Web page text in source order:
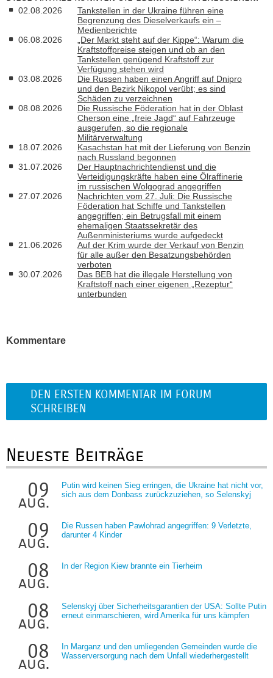
02.08.2026
Tankstellen in der Ukraine führen eine
Begrenzung des Dieselverkaufs ein –
Medienberichte
06.08.2026
„Der Markt steht auf der Kippe“: Warum die
Kraftstoffpreise steigen und ob an den
Tankstellen genügend Kraftstoff zur
Verfügung stehen wird
03.08.2026
Die Russen haben einen Angriff auf Dnipro
und den Bezirk Nikopol verübt; es sind
Schäden zu verzeichnen
08.08.2026
Die Russische Föderation hat in der Oblast
Cherson eine „freie Jagd“ auf Fahrzeuge
ausgerufen, so die regionale
Militärverwaltung
18.07.2026
Kasachstan hat mit der Lieferung von Benzin
nach Russland begonnen
31.07.2026
Der Hauptnachrichtendienst und die
Verteidigungskräfte haben eine Ölraffinerie
im russischen Wolgograd angegriffen
27.07.2026
Nachrichten vom 27. Juli: Die Russische
Föderation hat Schiffe und Tankstellen
angegriffen; ein Betrugsfall mit einem
ehemaligen Staatssekretär des
Außenministeriums wurde aufgedeckt
21.06.2026
Auf der Krim wurde der Verkauf von Benzin
für alle außer den Besatzungsbehörden
verboten
30.07.2026
Das BEB hat die illegale Herstellung von
Kraftstoff nach einer eigenen „Rezeptur“
unterbunden
Kommentare
DEN ERSTEN KOMMENTAR IM FORUM
SCHREIBEN
Neueste Beiträge
09
aug.
Putin wird keinen Sieg erringen, die Ukraine hat nicht vor,
sich aus dem Donbass zurückzuziehen, so Selenskyj
09
aug.
Die Russen haben Pawlohrad angegriffen: 9 Verletzte,
darunter 4 Kinder
08
aug.
In der Region Kiew brannte ein Tierheim
08
aug.
Selenskyj über Sicherheitsgarantien der USA: Sollte Putin
erneut einmarschieren, wird Amerika für uns kämpfen
08
aug.
In Marganz und den umliegenden Gemeinden wurde die
Wasserversorgung nach dem Unfall wiederhergestellt